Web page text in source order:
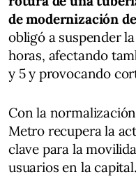
de modernización
obligó a suspender
horas, afectando
y 5 y provocando
Con la
Metro recupera la
clave para la
usuarios en la capital.